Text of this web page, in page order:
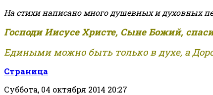
На стихи написано много душевных и духовных
Господи Иисусе Христе, Сыне Божий,
Едиными можно быть только в духе, а
Страница
Суббота, 04 октября 2014 20:27